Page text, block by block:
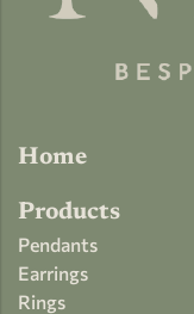
Home
Products
Pendants
Earrings
Rings